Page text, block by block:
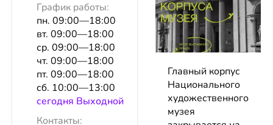
График работы:
пн. 09:00—18:00
вт. 09:00—18:00
ср. 09:00—18:00
чт. 09:00—18:00
пт. 09:00—18:00
сб. 10:00—13:00
сeгодня Выходной
Контакты:
Главный корпус
Национального
художественного
музея